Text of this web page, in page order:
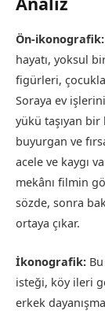
Ön-ikonografik:
hayatı, yoksul
figürleri,
Soraya ev
yükü taşıyan
buyurgan ve
acele ve kaygı
mekânı filmin
sözde, sonra
ortaya çıkar.
İkonografik:
isteği, köy ileri
erkek